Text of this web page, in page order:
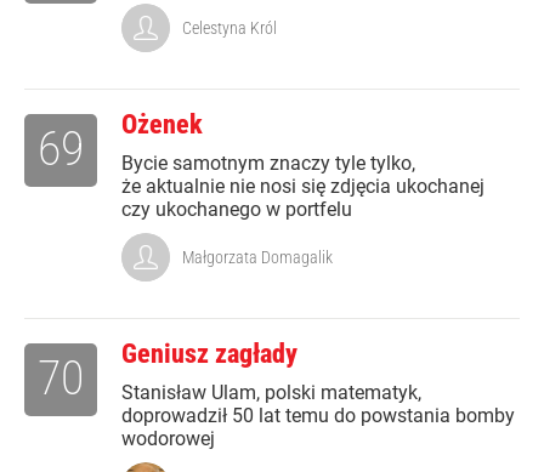
Celestyna Król
Ożenek
Bycie samotnym znaczy tyle tylko,
że aktualnie nie nosi się zdjęcia ukochanej
czy ukochanego w portfelu
69
Małgorzata Domagalik
Geniusz zagłady
Stanisław Ulam, polski matematyk,
doprowadził 50 lat temu do powstania bomby
wodorowej
70